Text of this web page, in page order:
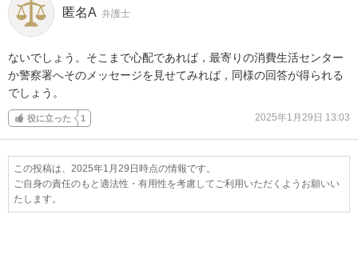
匿名A 弁護士
ないでしょう。そこまで心配であれば，最寄りの消費生活センター
か警察署へそのメッセージを見せてみれば，同様の回答が得られる
でしょう。
役に立った 1 2025年1月29日 13:03
この投稿は、2025年1月29日時点の情報です。
ご自身の責任のもと適法性・有用性を考慮してご利用いただくようお願いい
たします。